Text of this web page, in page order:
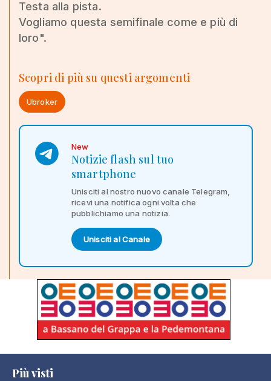
Testa alla pista.
Vogliamo questa semifinale come e più di
loro".
Scopri di più su questi argomenti
Ubroker
New
Notizie flash sul tuo
smartphone
Unisciti al nostro nuovo canale Telegram,
ricevi una notifica ogni volta che
pubblichiamo una notizia.
Unisciti al Canale
Più visti